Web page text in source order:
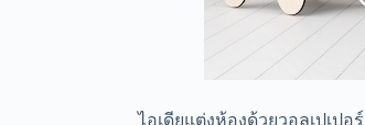
ไอเดียแต่งห้องด้วยวอลเปเป